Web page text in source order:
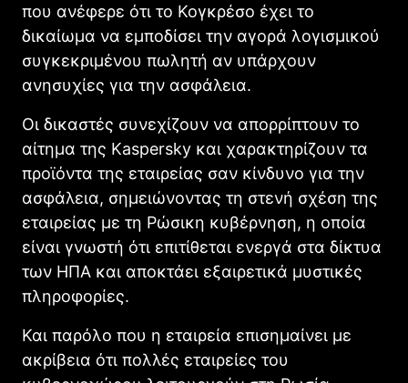
που ανέφερε ότι το Κογκρέσο έχει το
δικαίωμα να εμποδίσει την αγορά λογισμικού
συγκεκριμένου πωλητή αν υπάρχουν
ανησυχίες για την ασφάλεια.
Οι δικαστές συνεχίζουν να απορρίπτουν το
αίτημα της Kaspersky και χαρακτηρίζουν τα
προϊόντα της εταιρείας σαν κίνδυνο για την
ασφάλεια, σημειώνοντας τη στενή σχέση της
εταιρείας με τη Ρώσικη κυβέρνηση, η οποία
είναι γνωστή ότι επιτίθεται ενεργά στα δίκτυα
των ΗΠΑ και αποκτάει εξαιρετικά μυστικές
πληροφορίες.
Και παρόλο που η εταιρεία επισημαίνει με
ακρίβεια ότι πολλές εταιρείες του